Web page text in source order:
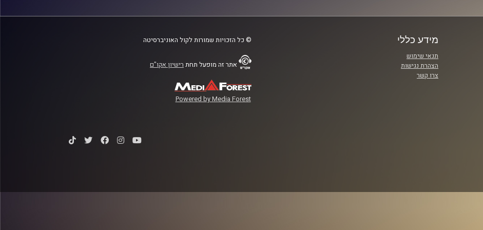
מידע כללי
תנאי שימוש
הצהרת נגישות
צרו קשר
© כל הזכויות שמורות לקול האוניברסיטה
אתר זה מופעל תחת רישיון אקו"ם
Powered by Media Forest